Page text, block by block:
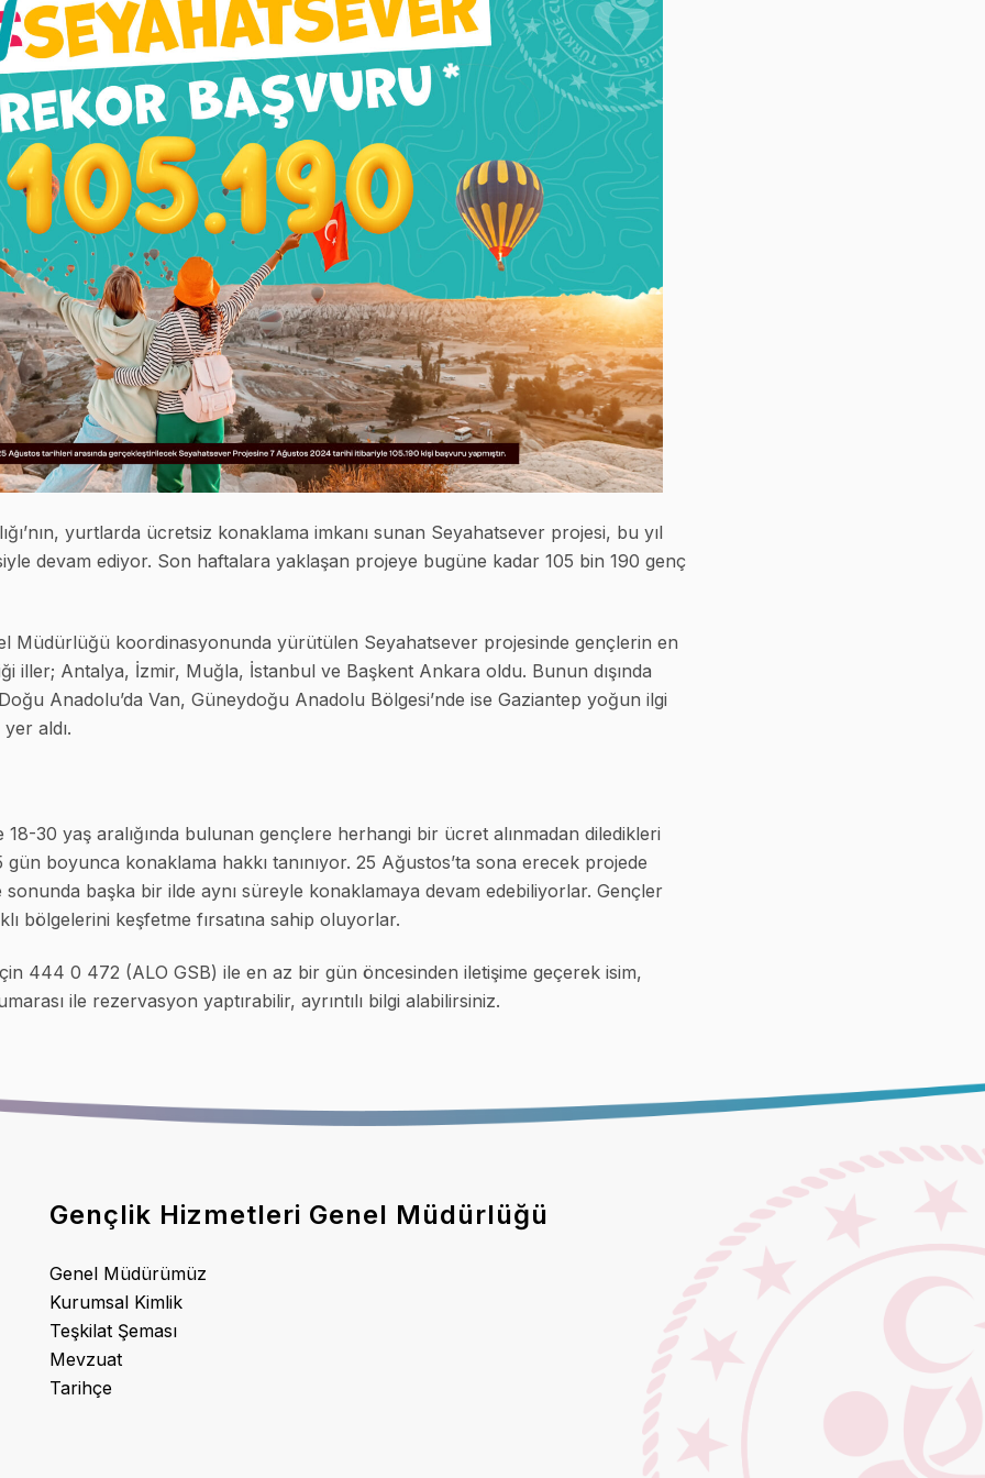
yurtlarda ücretsiz konaklama imkanı sunan Seyahatsever projesi, bu yıl
devam ediyor. Son haftalara yaklaşan projeye bugüne kadar 105 bin 190 genç
Müdürlüğü koordinasyonunda yürütülen Seyahatsever projesinde gençlerin en
iller; Antalya, İzmir, Muğla, İstanbul ve Başkent Ankara oldu. Bunun dışında
Anadolu’da Van, Güneydoğu Anadolu Bölgesi’nde ise Gaziantep yoğun ilgi
aldı.
30 yaş aralığında bulunan gençlere herhangi bir ücret alınmadan diledikleri
gün boyunca konaklama hakkı tanınıyor. 25 Ağustos’ta sona erecek projede
başka bir ilde aynı süreyle konaklamaya devam edebiliyorlar. Gençler
bölgelerini keşfetme fırsatına sahip oluyorlar.
444 0 472 (ALO GSB) ile en az bir gün öncesinden iletişime geçerek isim,
ile rezervasyon yaptırabilir, ayrıntılı bilgi alabilirsiniz.
Gençlik Hizmetleri Genel Müdürlüğü
Genel Müdürümüz
Kurumsal Kimlik
Teşkilat Şeması
Mevzuat
Tarihçe